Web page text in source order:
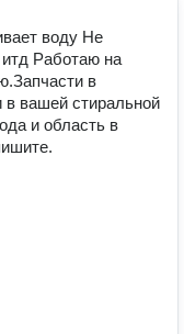
воду Не
Работаю на
в
вашей стиральной
и область в